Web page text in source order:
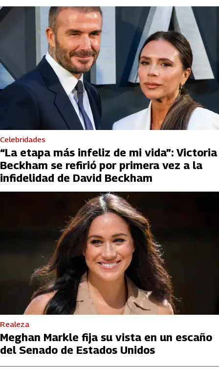
Celebridades
“La etapa más infeliz de mi vida”: Victoria
Beckham se refirió por primera vez a la
infidelidad de David Beckham
Realeza
Meghan Markle fija su vista en un escaño
del Senado de Estados Unidos